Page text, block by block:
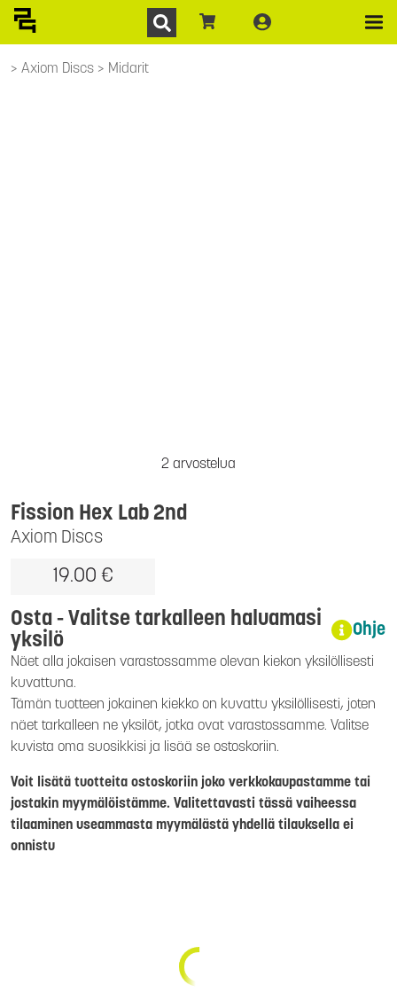
Axiom Discs Midarit
2 arvostelua
Axiom Discs
Fission Hex Lab 2nd
19.00 €
Osta - Valitse tarkalleen haluamasi
yksilö
Ohje
Näet alla jokaisen varastossamme olevan kiekon yksilöllisesti
kuvattuna.
Tämän tuotteen jokainen kiekko on kuvattu yksilöllisesti, joten
näet tarkalleen ne yksilöt, jotka ovat varastossamme. Valitse
kuvista oma suosikkisi ja lisää se ostoskoriin.
Voit lisätä tuotteita ostoskoriin joko verkkokaupastamme tai
jostakin myymälöistämme. Valitettavasti tässä vaiheessa
tilaaminen useammasta myymälästä yhdellä tilauksella ei
onnistu